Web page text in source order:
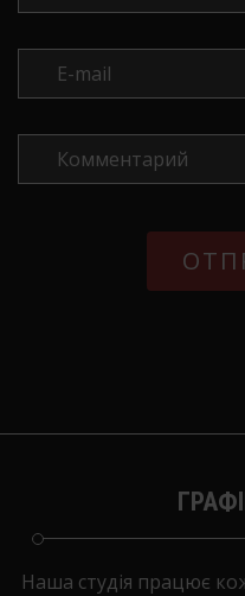
Наша студія працює